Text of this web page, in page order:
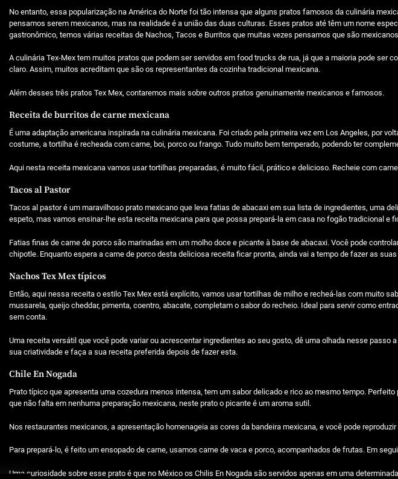
Beetlejuice e espectáculos
No entanto, essa popularização na América do Norte foi tão intensa que alguns pratos famosos da culinária
pensamos serem mexicanos, mas na realidade é a união das duas culturas. Esses pratos até têm um nome
gastronômico, temos várias receitas de Nachos, Tacos e Burritos que muitas vezes pensamos que são
A culinária Tex-Mex tem muitos pratos que podem ser servidos em food trucks de rua, já que a maioria pode ser
claro. Assim, muitos acreditam que são os representantes da cozinha tradicional mexicana.
Além desses três pratos Tex Mex, contaremos mais sobre outros pratos genuinamente mexicanos e famosos.
Receita de burritos de carne mexicana
É uma adaptação americana inspirada na culinária mexicana. Foi criado pela primeira vez em Los Angeles, por
costume, a tortilha é recheada com carne, boi, porco ou frango. Tudo muito bem temperado, podendo ter
Aqui nesta receita mexicana vamos usar tortilhas preparadas, é muito fácil, prático e delicioso. Recheie com
Tacos al Pastor
Tacos al pastor é um maravilhoso prato mexicano que leva fatias de abacaxi em sua lista de ingredientes, uma
espeto, mas vamos ensinar-lhe esta receita mexicana para que possa prepará-la em casa no fogão tradicional e
Fatias finas de carne de porco são marinadas em um molho doce e picante à base de abacaxi. Você pode
chipotle. Enquanto espera a carne de porco desta deliciosa receita ficar pronta, ainda vai a tempo de fazer as
Nachos Tex Mex típicos
Então, aqui nessa receita o estilo Tex Mex está explícito, vamos usar tortilhas de milho e recheá-las com muito
mussarela, queijo cheddar, pimenta, coentro, abacate, completam o sabor do recheio. Ideal para servir como
sem conta.
Uma receita versátil que você pode variar ou acrescentar ingredientes ao seu gosto, dê uma olhada nesse
sua criatividade e faça a sua receita preferida depois de fazer esta.
Chile En Nogada
Prato típico que apresenta uma cozedura menos intensa, tem um sabor delicado e rico ao mesmo tempo.
que não falta em nenhuma preparação mexicana, neste prato o picante é um aroma sutil.
Nos restaurantes mexicanos, a apresentação homenageia as cores da bandeira mexicana, e você pode
Para prepará-lo, é feito um ensopado de carne, usamos carne de vaca e porco, acompanhados de frutas. Em
Uma curiosidade sobre esse prato é que no México os Chilis En Nogada são servidos apenas em uma